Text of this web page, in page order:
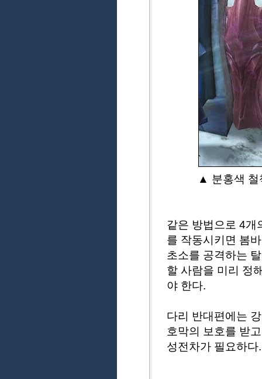
▲ 분홍색 철
같은 방법으로 4개
를 작동시키면 봄
초소를 공격하는
할 사람을 미리 정
야 한다.
다리 반대편에는
호막의 보호를 받
성전차가 필요하다.